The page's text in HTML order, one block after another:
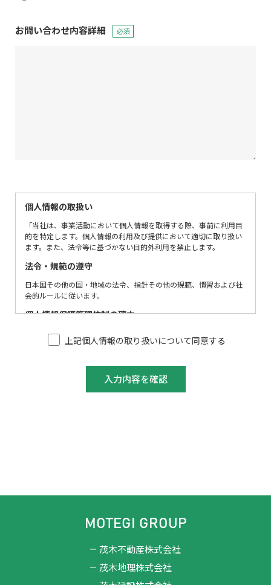
お問い合わせ内容詳細 必須
個人情報の取扱い
「当社は、事業活動において個人情報を取得する際、事前に利用目
的を特定します。個人情報の利用及び提供において適切に取り扱い
ます。また、法令等に基づかない目的外利用を禁止します。
法令・規範の遵守
日本国その他の国・地域の法令、指針その他の規範、慣習および社
会的ルールに従います。
個人情報保護管理体制の確立
当社は、事業活動においてお預かりした個人情報を保護するための
管理体制を確立します。
当社は、個人情報の正確性及び安全性を確保するため、個人情報へ
のアクセス管理、個人情報の持ち出し手段の制限、外部からの不正
上記個人情報の取り扱いについて同意する
MOTEGI GROUP
茂木不動産株式会社
茂木地理株式会社